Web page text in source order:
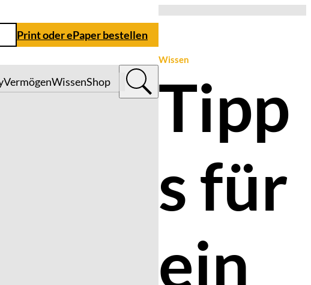
Print oder ePaper bestellen
VermögenWissenShop
Wissen
Tipp
s für
ein